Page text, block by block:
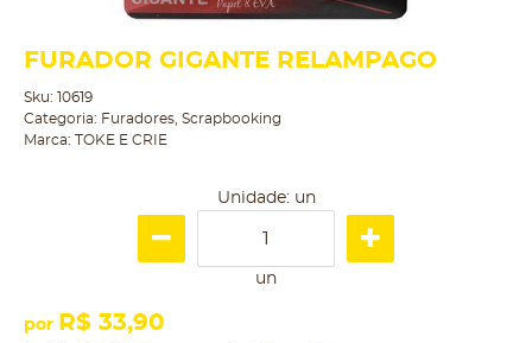
FURADOR GIGANTE RELAMPAGO
Sku: 10619
Categoria: Furadores Scrapbooking
Marca: TOKE E CRIE
Unidade: un
un
por R$ 33,90